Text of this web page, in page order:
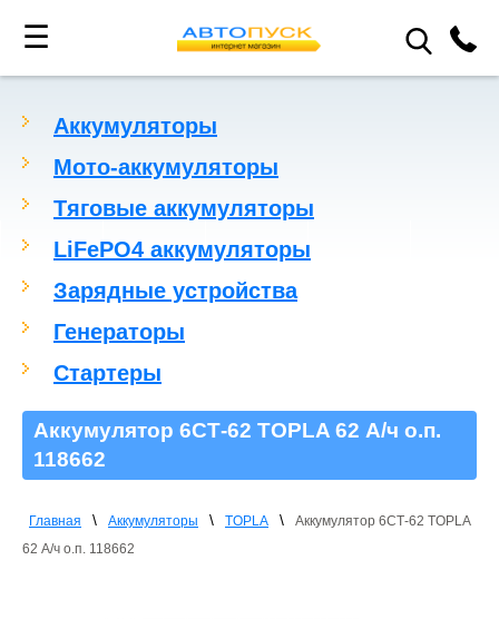
☰
Аккумуляторы
Мото-аккумуляторы
Тяговые аккумуляторы
LiFePO4 аккумуляторы
Зарядные устройства
Генераторы
Стартеры
Аккумулятор 6СТ-62 TOPLA 62 А/ч о.п.
118662
Главная \ Аккумуляторы \ TOPLA \
Аккумулятор 6СТ-62 TOPLA
62 А/ч о.п. 118662